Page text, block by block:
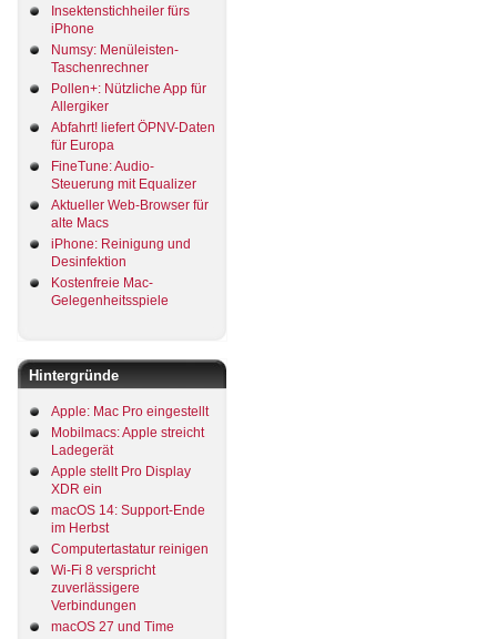
Insektenstichheiler fürs
iPhone
Numsy: Menüleisten-
Taschenrechner
Pollen+: Nützliche App für
Allergiker
Abfahrt! liefert ÖPNV-Daten
für Europa
FineTune: Audio-
Steuerung mit Equalizer
Aktueller Web-Browser für
alte Macs
iPhone: Reinigung und
Desinfektion
Kostenfreie Mac-
Gelegenheitsspiele
Hintergründe
Apple: Mac Pro eingestellt
Mobilmacs: Apple streicht
Ladegerät
Apple stellt Pro Display
XDR ein
macOS 14: Support-Ende
im Herbst
Computertastatur reinigen
Wi-Fi 8 verspricht
zuverlässigere
Verbindungen
macOS 27 und Time